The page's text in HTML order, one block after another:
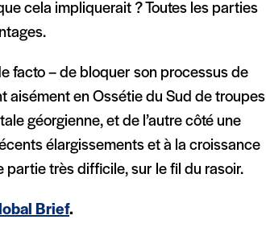
cela impliquerait ? Toutes les parties
facto – de bloquer son processus de
aisément en Ossétie du Sud de troupes
géorgienne, et de l’autre côté une
élargissements et à la croissance
partie très difficile, sur le fil du rasoir.
Brief.